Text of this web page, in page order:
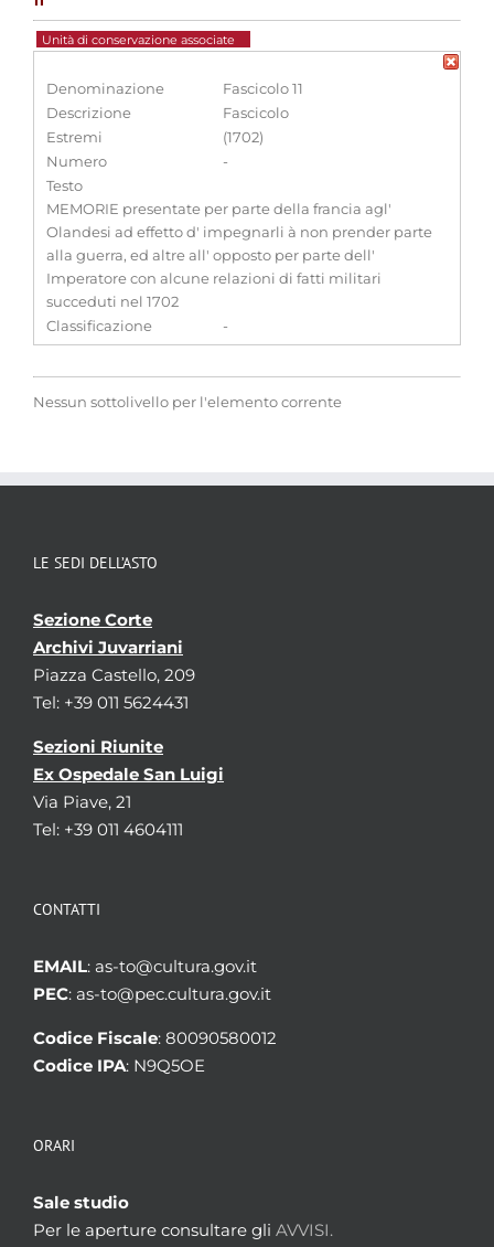
Unità di conservazione associate
Denominazione
Fascicolo 11
Descrizione
Fascicolo
Estremi
(1702)
Numero
-
Testo
MEMORIE presentate per parte della francia agl'
Olandesi ad effetto d' impegnarli à non prender parte
alla guerra, ed altre all' opposto per parte dell'
Imperatore con alcune relazioni di fatti militari
succeduti nel 1702
Classificazione
-
Nessun sottolivello per l'elemento corrente
LE SEDI DELL’ASTO
Sezione Corte
Archivi Juvarriani
Piazza Castello, 209
Tel: +39 011 5624431
Sezioni Riunite
Ex Ospedale San Luigi
Via Piave, 21
Tel: +39 011 4604111
CONTATTI
EMAIL: as-to@cultura.gov.it
PEC: as-to@pec.cultura.gov.it
Codice Fiscale: 80090580012
Codice IPA: N9Q5OE
ORARI
Sale studio
Per le aperture consultare gli AVVISI.